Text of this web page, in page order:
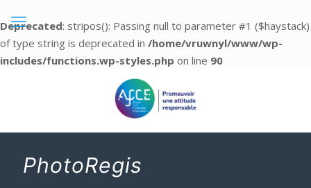
Deprecated: stripos(): Passing null to parameter #1 ($haystack)
of type string is deprecated in /home/vruwnyl/www/wp-
includes/functions.wp-styles.php on line 90
PhotoRegis